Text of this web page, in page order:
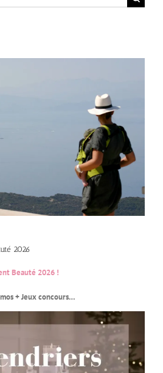
2026
Beauté 2026 !
+ Jeux concours…